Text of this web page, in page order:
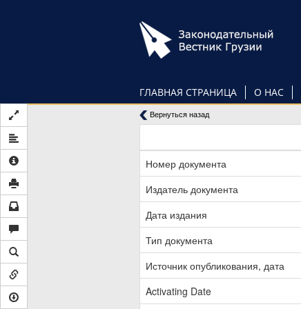
ГЛАВНАЯ СТРАНИЦА О НАС
Вернуться назад
Номер документа
Издатель документа
Дата издания
Тип документа
Источник опубликования, дата
Activating Date